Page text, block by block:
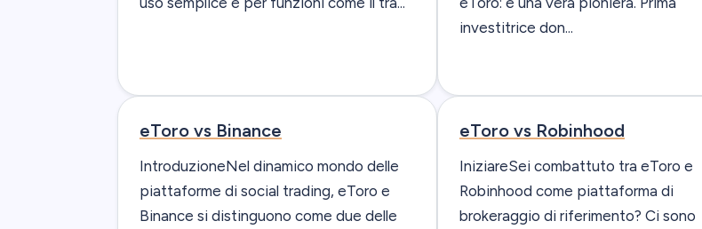
investitrice don...
eToro vs Binance
IntroduzioneNel dinamico mondo delle
piattaforme di social trading, eToro e
Binance si distinguono come due delle
eToro vs Robinhood
IniziareSei combattuto tra eToro e
Robinhood come piattaforma di
brokeraggio di riferimento? Ci sono